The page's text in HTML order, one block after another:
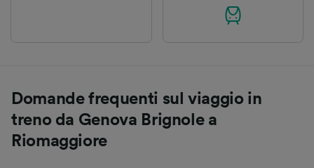
Domande frequenti sul viaggio in
treno da Genova Brignole a
Riomaggiore